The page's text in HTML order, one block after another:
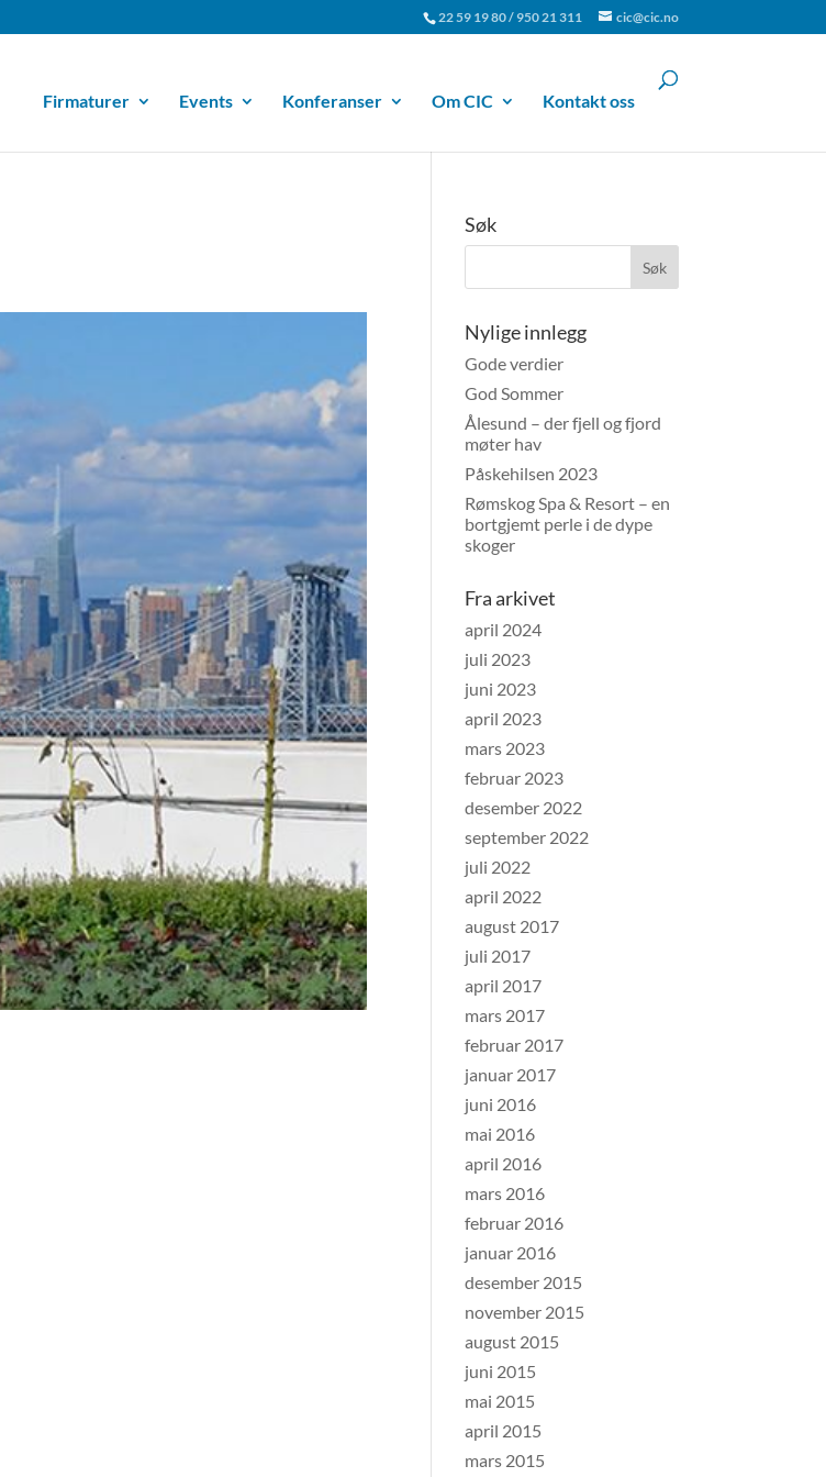
22 59 19 80 / 950 21 311 cic@cic.no
Firmaturer Events Konferanser Om CIC Kontakt oss
Søk
Nylige innlegg
Gode verdier
God Sommer
Ålesund – der fjell og fjord
møter hav
Påskehilsen 2023
Rømskog Spa & Resort – en
bortgjemt perle i de dype
skoger
Fra arkivet
april 2024
juli 2023
juni 2023
april 2023
mars 2023
februar 2023
desember 2022
september 2022
juli 2022
april 2022
august 2017
juli 2017
april 2017
mars 2017
februar 2017
januar 2017
juni 2016
mai 2016
april 2016
mars 2016
februar 2016
januar 2016
desember 2015
november 2015
august 2015
juni 2015
mai 2015
april 2015
mars 2015